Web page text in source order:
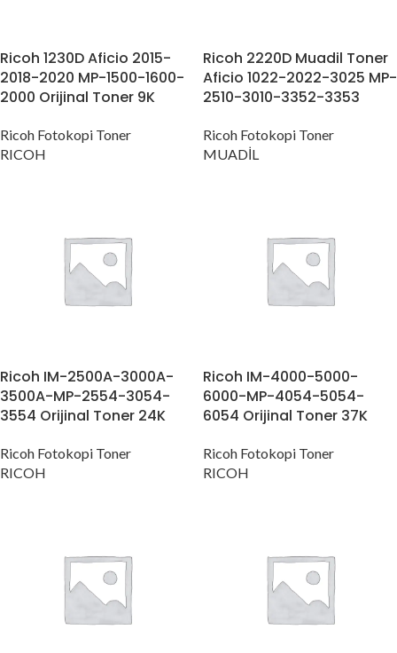
Ricoh 1230D Aficio 2015-
2018-2020 MP-1500-1600-
2000 Orijinal Toner 9K
Ricoh Fotokopi Toner
RICOH
Ricoh 2220D Muadil Toner
Aficio 1022-2022-3025 MP-
2510-3010-3352-3353
Ricoh Fotokopi Toner
MUADİL
Ricoh IM-2500A-3000A-
3500A-MP-2554-3054-
3554 Orijinal Toner 24K
Ricoh Fotokopi Toner
RICOH
Ricoh IM-4000-5000-
6000-MP-4054-5054-
6054 Orijinal Toner 37K
Ricoh Fotokopi Toner
RICOH